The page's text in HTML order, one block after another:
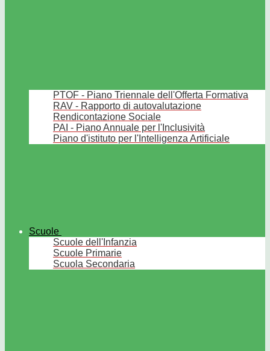
PTOF - Piano Triennale dell'Offerta Formativa
RAV - Rapporto di autovalutazione
Rendicontazione Sociale
PAI - Piano Annuale per l'Inclusività
Piano d'istituto per l'Intelligenza Artificiale
Scuole
Scuole dell'Infanzia
Scuole Primarie
Scuola Secondaria